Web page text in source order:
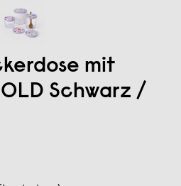
mit
Schwarz /